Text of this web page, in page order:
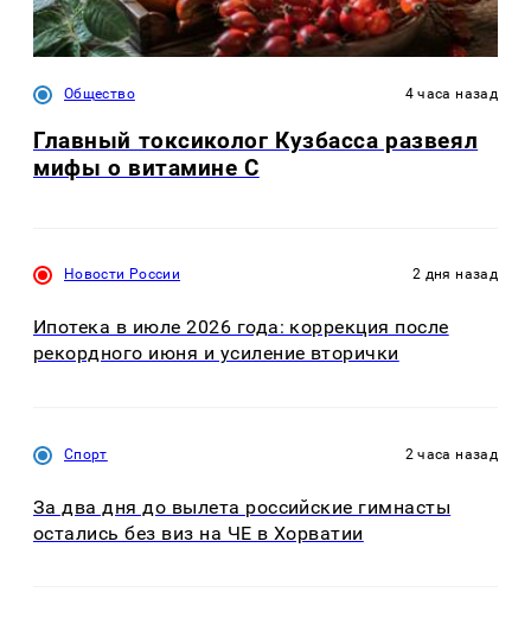
Общество 4 часа назад
Главный токсиколог Кузбасса развеял
мифы о витамине С
Новости России 2 дня назад
Ипотека в июле 2026 года: коррекция после
рекордного июня и усиление вторички
Спорт 2 часа назад
За два дня до вылета российские гимнасты
остались без виз на ЧЕ в Хорватии